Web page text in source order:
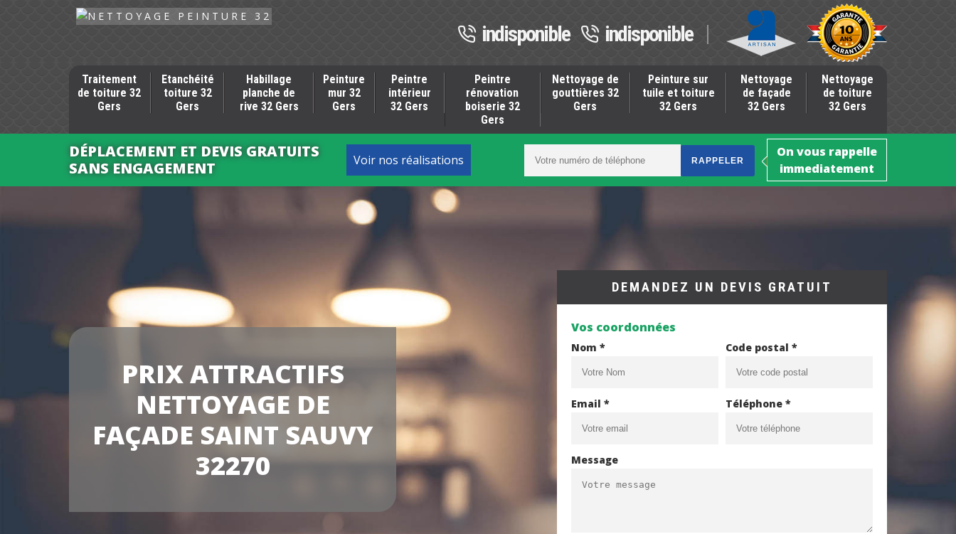
indisponible indisponible
Traitement
de toiture 32
Gers
Etanchéité
toiture 32
Gers
Habillage
planche de
rive 32 Gers
Peinture
mur 32
Gers
Peintre
intérieur
32 Gers
Peintre
rénovation
boiserie 32
Gers
Nettoyage de
gouttières 32
Gers
Peinture sur
tuile et toiture
32 Gers
Nettoyage
de façade
32 Gers
Nettoyage
de toiture
32 Gers
DÉPLACEMENT ET DEVIS GRATUITS
SANS ENGAGEMENT
Voir nos réalisations
On vous rappelle
immediatement
PRIX ATTRACTIFS
NETTOYAGE DE
FAÇADE SAINT SAUVY
32270
DEMANDEZ UN DEVIS GRATUIT
Vos coordonnées
Nom * Code postal *
Email * Téléphone *
Message